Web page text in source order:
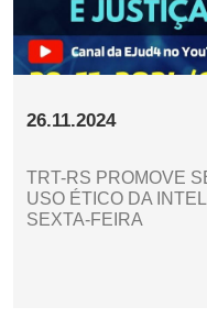
26.11.2024
TRT-RS PROMOVE
USO ÉTICO DA
SEXTA-FEIRA